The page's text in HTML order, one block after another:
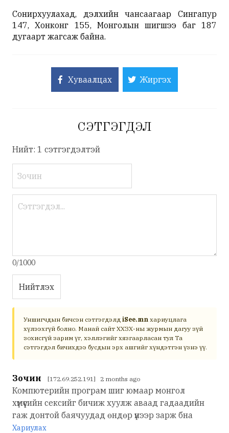
Сонирхуулахад, дэлхийн чансаагаар Сингапур
147, Хонконг 155, Монголын шигшээ баг 187
дугаарт жагсаж байна.
Хуваалцах Жиргэх
СЭТГЭГДЭЛ
Нийт: 1 сэтгэгдэлтэй
0/1000
Нийтлэх
Уншигчдын бичсэн сэтгэгдэлд iSee.mn хариуцлага
хүлээхгүй болно. Манай сайт ХХЗХ-ны журмын дагуу зүй
зохисгүй зарим үг, хэллэгийг хязгаарласан тул Та
сэтгэгдэл бичихдээ бусдын эрх ашгийг хүндэтгэн үзнэ үү.
Зочин [172.69.252.191] 2 months ago
Компютерийн програм шиг юмаар монгол
хүмүүсийн сексийг бичиж хуулж аваад гадаадийн
гаж донтой баячуудад өндөр үнээр зарж бна
Хариулах